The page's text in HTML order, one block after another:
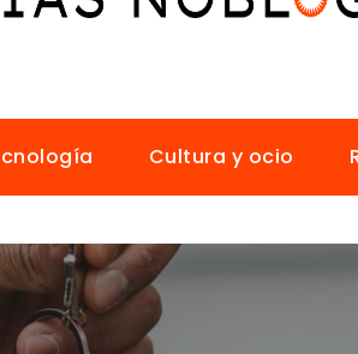
Cultura y ocio